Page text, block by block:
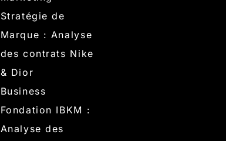
Stratégie de
Marque : Analyse
des contrats Nike
& Dior
Business
Fondation IBKM :
Analyse des